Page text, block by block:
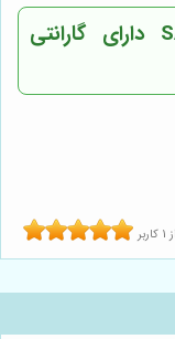
آیا ریموت کنترل جرثقیل SAGA دارای گارانتی
از 1 کاربر